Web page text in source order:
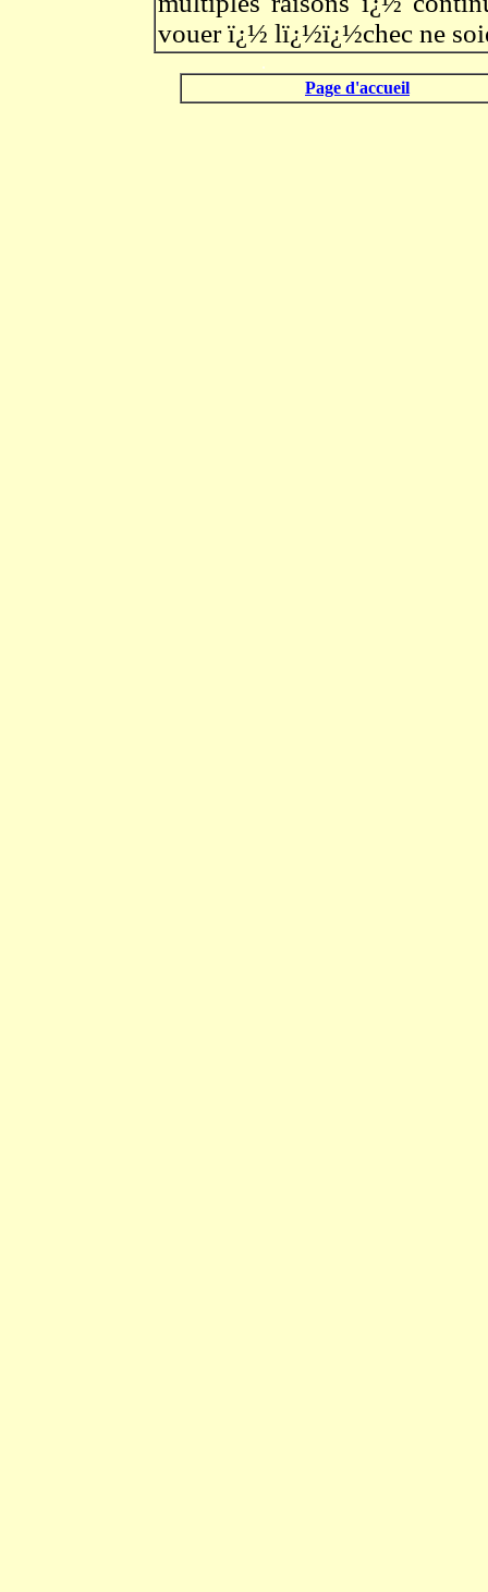
vouer ï¿½ lï¿½ï¿½chec ne
.
Page d'accueil